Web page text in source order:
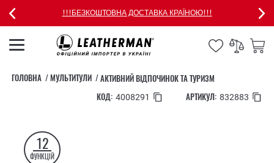
!!!БЕЗКОШТОВНА ДОСТАВКА КРАЇНОЮ!!!
ГОЛОВНА МУЛЬТИТУЛИ
АКТИВНИЙ ВІДПОЧИНОК ТА ТУРИЗМ
КОД: 4008291 АРТИКУЛ: 832883
12
ФУНКЦІЙ